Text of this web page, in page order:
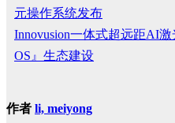
元操作系统发布
Innovusion一体式超远距AI
OS』生态建设
作者 li, meiyong